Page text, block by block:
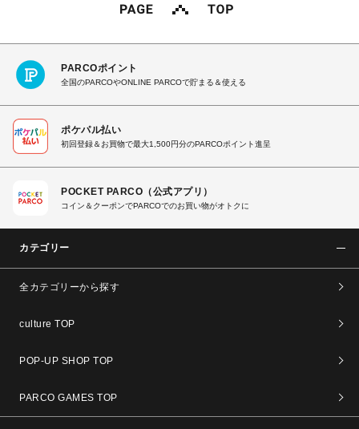
PARCOポイント
全国のPARCOやONLINE PARCOで貯まる＆使える
ポケパル払い
初回登録＆お買物で最大1,500円分のPARCOポイント進呈
POCKET PARCO（公式アプリ）
コイン＆クーポンでPARCOでのお買い物がオトクに
カテゴリー
全カテゴリーから探す
culture TOP
POP-UP SHOP TOP
PARCO GAMES TOP